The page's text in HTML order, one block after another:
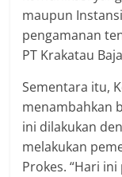
maupun
pengamanan
PT Krakatau
Sementara itu,
menambahkan
ini dilakukan
melakukan
Prokes. “Hari